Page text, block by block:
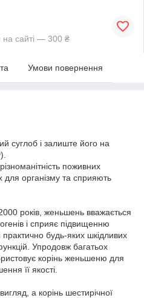
на сайті — 300 ₴
Умови повернення
суглоб і залиште його на
поживних
для організму та сприяють
років, женьшень вважається
і сприяє підвищенню
практично будь-яких шкідливих
Упродовж багатьох
корінь женьшеню для
її якості.
а корінь шестирічної